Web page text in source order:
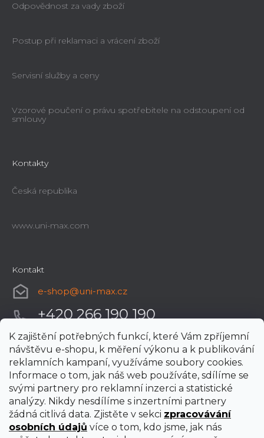
K zajištění potřebných funkcí, které Vám zpříjemní
návštěvu e-shopu, k měření výkonu a k publikování
reklamních kampaní, využíváme soubory cookies.
Informace o tom, jak náš web používáte, sdílíme se
svými partnery pro reklamní inzerci a statistické
analýzy. Nikdy nesdílíme s inzertními partnery
žádná citlivá data. Zjistěte v sekci zpracovávání
osobních údajů více o tom, kdo jsme, jak nás
Odpovědnost za vady zboží
Postup při reklamaci a vrácení zboží
Servisní služby a ceny
Vzorové poučení o právu spotřebitele na odstoupení od
smlouvy
Kontakty
Česká republika
www.uni-max.com
Kontakt
e-shop@uni-max.cz
+420 266 190 190